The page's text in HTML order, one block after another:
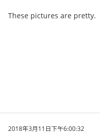
These pictures are pretty.
2018年3月11日下午6:00:32